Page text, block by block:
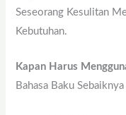
Seseorang Kesulitan
Kebutuhan.
Kapan Harus
Bahasa Baku